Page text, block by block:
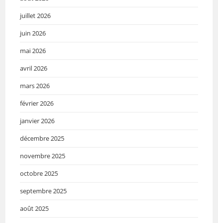
juillet 2026
juin 2026
mai 2026
avril 2026
mars 2026
février 2026
janvier 2026
décembre 2025
novembre 2025
octobre 2025
septembre 2025
août 2025